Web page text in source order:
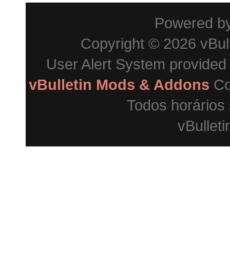
Powered
Copyright © 2026
User Alert System
vBulletin Mods & Addons
Todos